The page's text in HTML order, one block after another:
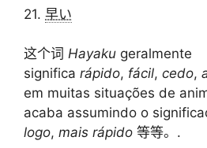
21. 早い
这个词 Hayaku geralmente
significa rápido, fácil, cedo,
em muitas situações de
acaba assumindo o
logo, mais rápido 等等。.